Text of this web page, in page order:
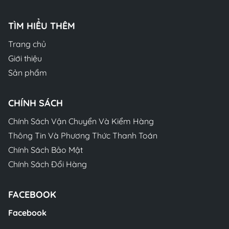
TÌM HIỂU THÊM
Trang chủ
Giới thiệu
Sản phẩm
CHÍNH SÁCH
Chính Sách Vận Chuyển Và Kiểm Hàng
Thông Tin Và Phương Thức Thanh Toán
Chính Sách Bảo Mật
Chính Sách Đổi Hàng
FACEBOOK
Facebook